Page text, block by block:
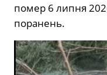
помер 6 липня
поранень.